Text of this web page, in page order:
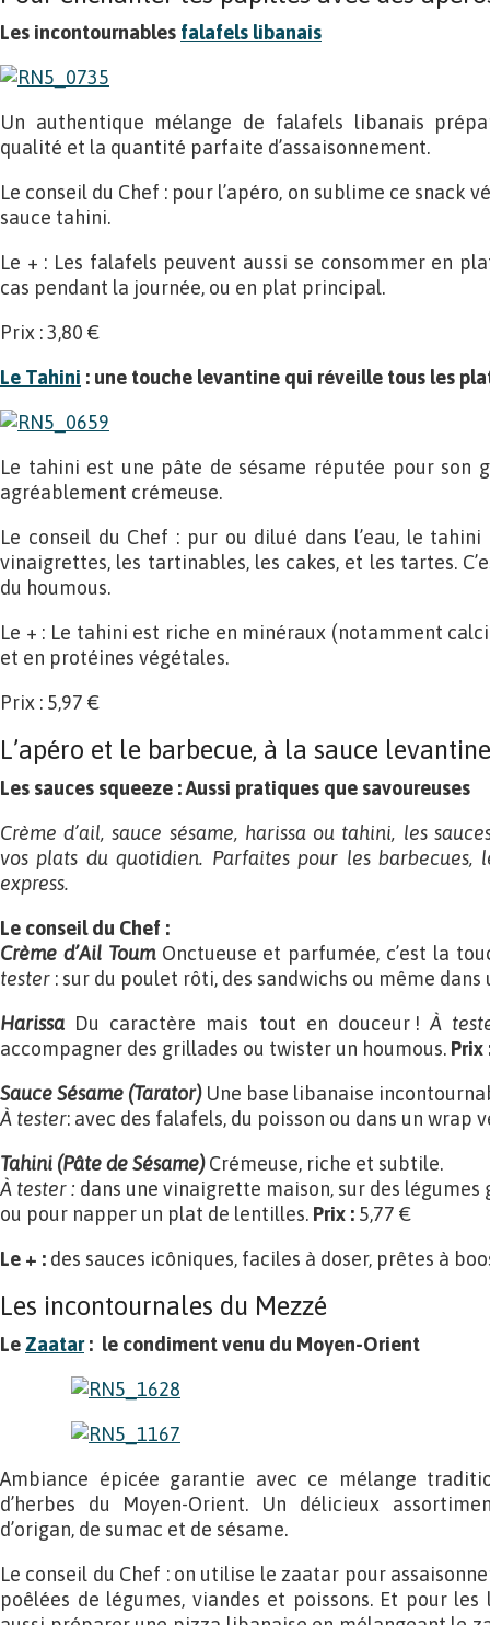
Les incontournables falafels libanais
Un authentique mélange de falafels libanais
qualité et la quantité parfaite d’assaisonnement.
Le conseil du Chef : pour l’apéro, on sublime ce snack
sauce tahini.
Le + : Les falafels peuvent aussi se consommer en
cas pendant la journée, ou en plat principal.
Prix : 3,80 €
Le Tahini : une touche levantine qui réveille tous les
Le tahini est une pâte de sésame réputée pour son
agréablement crémeuse.
Le conseil du Chef : pur ou dilué dans l’eau, le
vinaigrettes, les tartinables, les cakes, et les tartes.
du houmous.
Le + : Le tahini est riche en minéraux (notamment
et en protéines végétales.
Prix : 5,97 €
L’apéro et le barbecue, à la sauce levantine
Les sauces squeeze : Aussi pratiques que savoureuses
Crème d’ail, sauce sésame, harissa ou tahini, les
vos plats du quotidien. Parfaites pour les barbecues,
express.
Le conseil du Chef :
Crème d’Ail Toum Onctueuse et parfumée, c’est la
tester : sur du poulet rôti, des sandwichs ou même
Harissa Du caractère mais tout en douceur !À
accompagner des grillades ou twister un houmous. Prix
Sauce Sésame (Tarator)Une base libanaise
À tester: avec des falafels, du poisson ou dans un wrap
Tahini (Pâte de Sésame)Crémeuse, riche et subtile.
À tester : dans une vinaigrette maison, sur des légumes
ou pour napper un plat de lentilles. Prix : 5,77 €
Le + : des sauces icôniques, faciles à doser, prêtes à
Les incontournales du Mezzé
LeZaatar: le condiment venu du Moyen-Orient
Ambiance épicée garantie avec ce mélange
d’herbes du Moyen-Orient. Un délicieux
d’origan, de sumac et de sésame.
Le conseil du Chef : on utilise le zaatar pour
poêlées de légumes, viandes et poissons. Et pour